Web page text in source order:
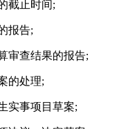
截止时间;
报告;
审查结果的报告;
的处理;
实事项目草案;